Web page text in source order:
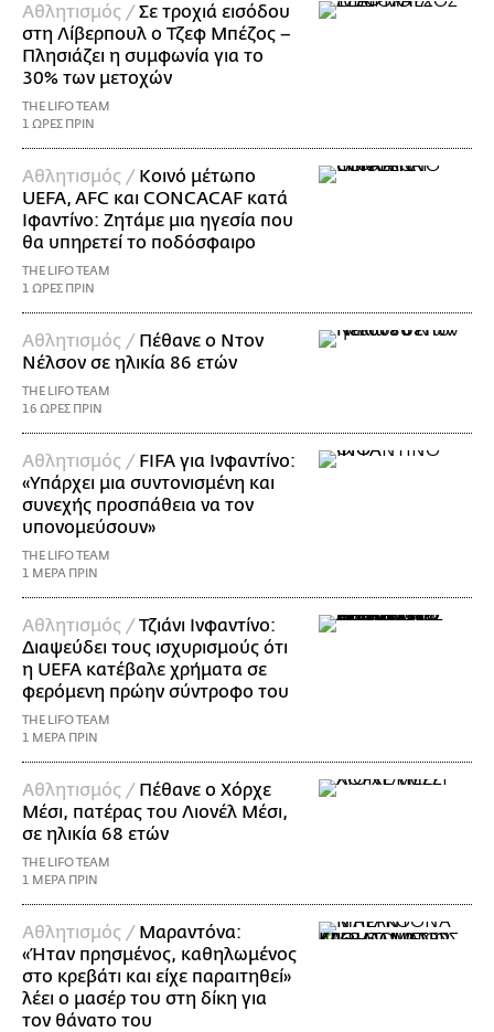
Αθλητισμός /Σε τροχιά εισόδου
στη Λίβερπουλ ο Τζεφ Μπέζος –
Πλησιάζει η συμφωνία για το
30% των μετοχών
THE LIFO TEAM
1 ΩΡΕΣ ΠΡΙΝ
Αθλητισμός / Κοινό μέτωπο
UEFA, AFC και CONCACAF κατά
Ιφαντίνο: Ζητάμε μια ηγεσία που
θα υπηρετεί το ποδόσφαιρο
THE LIFO TEAM
1 ΩΡΕΣ ΠΡΙΝ
Αθλητισμός / Πέθανε ο Ντον
Νέλσον σε ηλικία 86 ετών
THE LIFO TEAM
16 ΩΡΕΣ ΠΡΙΝ
Αθλητισμός / FIFA για Ινφαντίνο:
«Υπάρχει μια συντονισμένη και
συνεχής προσπάθεια να τον
υπονομεύσουν»
THE LIFO TEAM
1 ΜΕΡΑ ΠΡΙΝ
Αθλητισμός /Τζιάνι Ινφαντίνο:
Διαψεύδει τους ισχυρισμούς ότι
η UEFA κατέβαλε χρήματα σε
φερόμενη πρώην σύντροφο του
THE LIFO TEAM
1 ΜΕΡΑ ΠΡΙΝ
Αθλητισμός / Πέθανε ο Χόρχε
Μέσι, πατέρας του Λιονέλ Μέσι,
σε ηλικία 68 ετών
THE LIFO TEAM
1 ΜΕΡΑ ΠΡΙΝ
Αθλητισμός / Μαραντόνα:
«Ήταν πρησμένος, καθηλωμένος
στο κρεβάτι και είχε παραιτηθεί»
λέει ο μασέρ του στη δίκη για
τον θάνατο του